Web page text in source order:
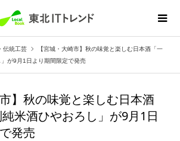
伝統工芸
【宮城・大崎市】秋の味覚と楽しむ日本酒「一
が9月1日より期間限定で発売
】秋の味覚と楽しむ日本酒
純米酒ひやおろし」が9月1日
発売